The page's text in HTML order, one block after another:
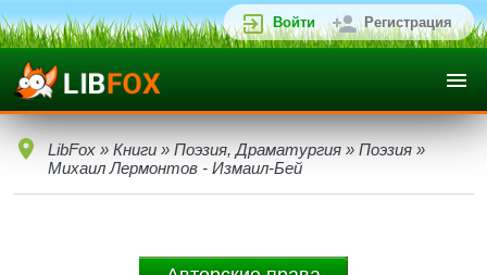
Войти Регистрация
LibFox » Книги » Поэзия, Драматургия » Поэзия »
Михаил Лермонтов - Измаил-Бей